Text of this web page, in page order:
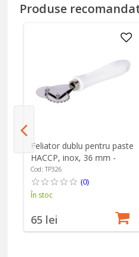
Produse
Feliator dublu pentru paste
HACCP, inox, 36 mm -
Zokura
Cod: TP326
(0)
În stoc
65 lei